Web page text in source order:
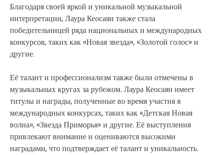
Благодаря своей яркой и уникальной музыкальной
интерпретации, Лаура Кеосаян также стала
победительницей ряда национальных и международных
конкурсов, таких как «Новая звезда», «Золотой голос» и
другие.
Её талант и профессионализм также были отмечены в
музыкальных кругах за рубежом. Лаура Кеосаян имеет
титулы и награды, полученные во время участия в
международных конкурсах, таких как «Детская Новая
волна», «Звезда Приморья» и другие. Её выступления
привлекают внимание и оцениваются высокими
наградами, что подтверждает её талант и уникальность.